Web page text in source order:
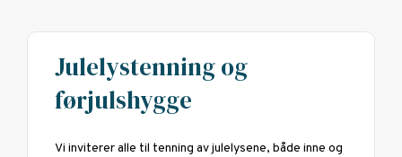
Julelystenning og
førjulshygge
Vi inviterer alle til tenning av julelysene, både inne og